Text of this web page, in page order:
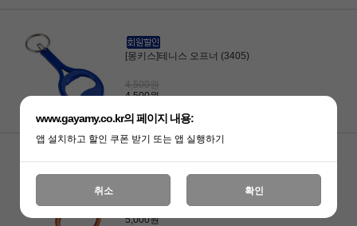
[몽키스]테니스 오프너 (3405)
4,500원
4,500원
[몽키스]8 오프너 53mm (3407)
5,000원
5,000원
www.gayamy.co.kr의 페이지 내용:
앱 설치하고 할인 쿠폰 받기 또는 앱 실행하기
취소 확인